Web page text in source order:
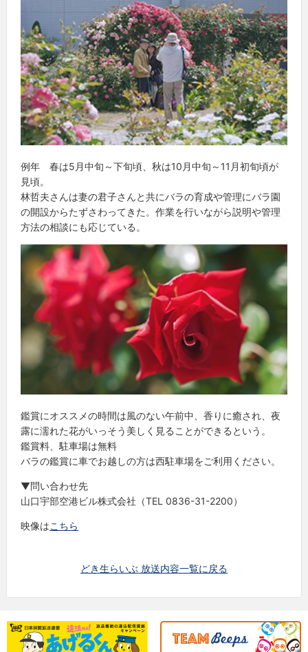
例年 春は5月中旬～下旬頃、秋は10月中旬～11月初旬頃が
見頃。
林哲夫さんは妻の君子さんと共にバラの育成や管理にバラ園
の開設からたずさわってきた。作業を行いながら説明や管理
方法の相談にも応じている。
鑑賞にオススメの時間は風のない午前中、香りに癒され、夜
露に濡れた花がいっそう美しく見ることができるという。
鑑賞料、駐車場は無料
バラの鑑賞に車でお越しの方は西駐車場をご利用ください。
▼問い合わせ先
山口宇部空港ビル株式会社（TEL 0836-31-2200）
映像はこちら
どき生らいぶ 放送内容一覧に戻る